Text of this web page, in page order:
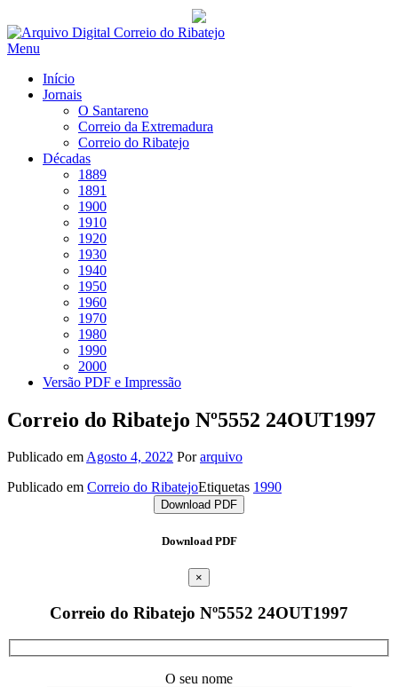
Saltar
para
Menu
Início
Jornais
O Santareno
Correio da Extremadura
Correio do Ribatejo
Décadas
1889
1891
1900
1910
1920
1930
1940
1950
1960
1970
1980
1990
2000
Versão PDF e Impressão
Correio do Ribatejo Nº5552 24OUT1997
Publicado emAgosto 4, 2022 Porarquivo
Publicado em Correio do RibatejoEtiquetas 1990
Download PDF
Download PDF
×
Correio do Ribatejo Nº5552 24OUT1997
O seu nome